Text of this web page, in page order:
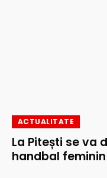
ACTUALITATE
La Pitești se va
handbal feminin